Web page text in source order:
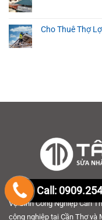
Cho Thuê Thợ
Vệ Sinh Công Nghiệp Cần
công nghiệp tại Cần Thơ và
Call: